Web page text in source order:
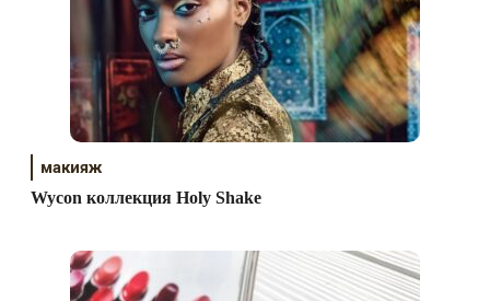
макияж
Wycon коллекция Holy Shake